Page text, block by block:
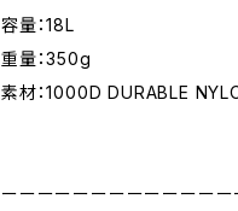
容量：18L
重量：350g
素材：1000D DURABLE
ーーーーーーーーーーーー